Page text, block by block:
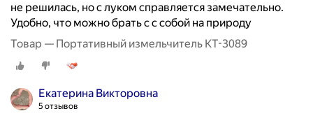
не решилась, но с луком справляется замечательно.
Удобно, что можно брать с с собой на природу
Товар — Портативный измельчитель КТ-3089
Екатерина Викторовна
5 отзывов